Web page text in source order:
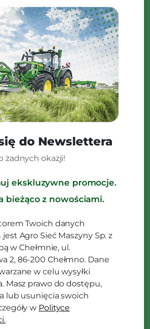
do Newslettera
żadnych okazji!
ekskluzywne promocje.
bieżąco z nowościami.
Twoich danych
Agro Sieć Maszyny Sp. z
w Chełmnie, ul.
2, 86-200 Chełmno. Dane
w celu wysyłki
Masz prawo do dostępu,
lub usunięcia swoich
w Polityce